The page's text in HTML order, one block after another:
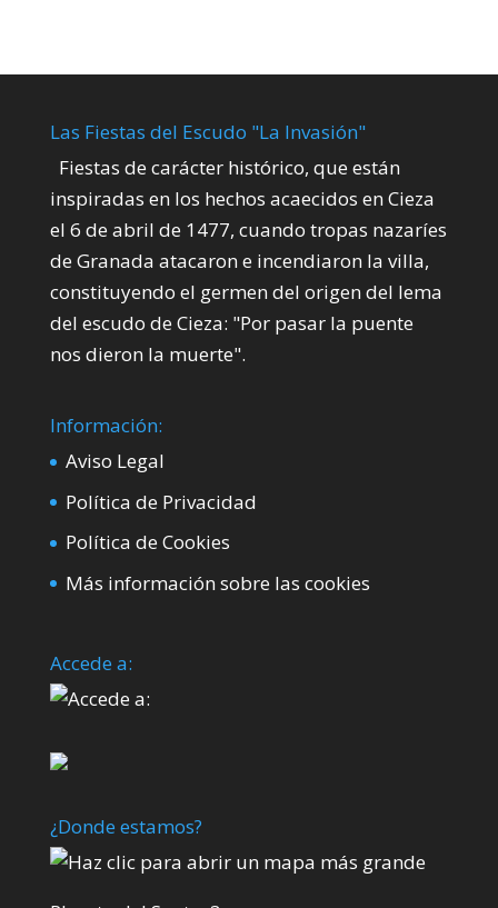
Las Fiestas del Escudo "La Invasión"
Fiestas de carácter histórico, que están
inspiradas en los hechos acaecidos en Cieza
el 6 de abril de 1477, cuando tropas nazaríes
de Granada atacaron e incendiaron la villa,
constituyendo el germen del origen del lema
del escudo de Cieza: "Por pasar la puente
nos dieron la muerte".
Información:
Aviso Legal
Política de Privacidad
Política de Cookies
Más información sobre las cookies
Accede a:
¿Donde estamos?